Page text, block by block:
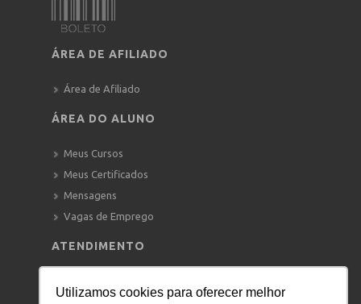
Utilizamos cookies para oferecer melhor
ÁREA DE AFILIADO
Área de Afiliado
ÁREA DO ALUNO
Meus Cursos
Meus Certificados
Mensagens
Vagas de Emprego
ATENDIMENTO
—–